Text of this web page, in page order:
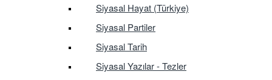
Siyasal Hayat (Türkiye)
Siyasal Partiler
Siyasal Tarih
Siyasal Yazılar - Tezler